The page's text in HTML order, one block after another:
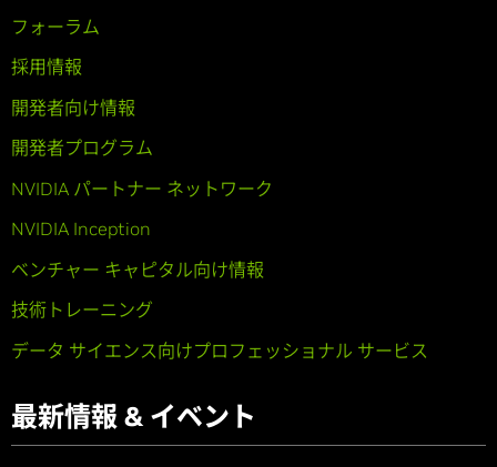
フォーラム
採用情報
開発者向け情報
開発者プログラム
NVIDIA パートナー ネットワーク
NVIDIA Inception
ベンチャー キャピタル向け情報
技術トレーニング
データ サイエンス向けプロフェッショナル サービス
最新情報 & イベント